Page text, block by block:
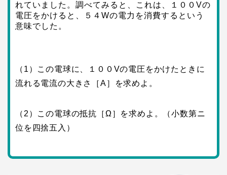
れていました。調べてみると、これは、１００Vの
電圧をかけると、５４Wの電力を消費するという
意味でした。
（1）この電球に、１００Vの電圧をかけたときに
流れる電流の大きさ［A］を求めよ。
（2）この電球の抵抗［Ω］を求めよ。（小数第ニ
位を四捨五入）